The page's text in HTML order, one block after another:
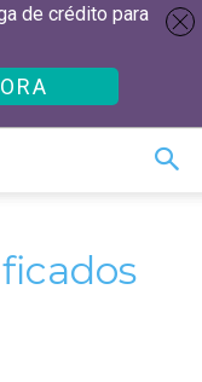
de crédito para